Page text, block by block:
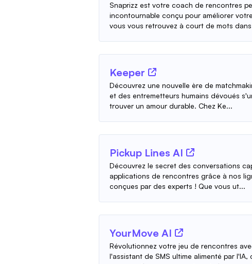
Snaprizz est votre coach de rencontres
incontournable conçu pour améliorer
vous vous retrouvez à court de mots
Keeper
Découvrez une nouvelle ère de
et des entremetteurs humains dévoués
trouver un amour durable. Chez Ke...
Pickup Lines AI
Découvrez le secret des conversations
applications de rencontres grâce à nos
conçues par des experts ! Que vous ut...
YourMove AI
Révolutionnez votre jeu de rencontres
l'assistant de SMS ultime alimenté par